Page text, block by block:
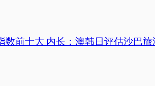
数前十大 内长：澳韩日评估沙巴